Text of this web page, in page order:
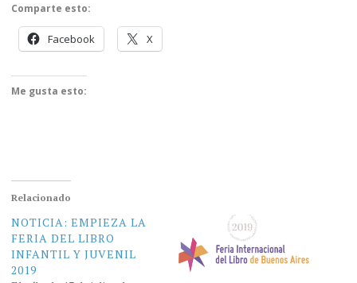
Comparte esto:
Facebook X
Me gusta esto:
Relacionado
NOTICIA: EMPIEZA LA
FERIA DEL LIBRO
INFANTIL Y JUVENIL
2019